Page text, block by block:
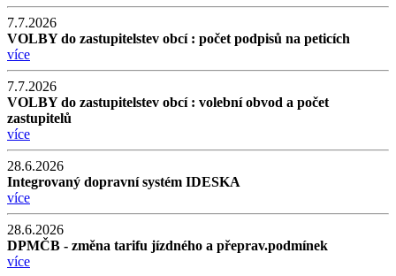
7.7.2026
VOLBY do zastupitelstev obcí : počet podpisů na peticích
více
7.7.2026
VOLBY do zastupitelstev obcí : volební obvod a počet
zastupitelů
více
28.6.2026
Integrovaný dopravní systém IDESKA
více
28.6.2026
DPMČB - změna tarifu jízdného a přeprav.podmínek
více